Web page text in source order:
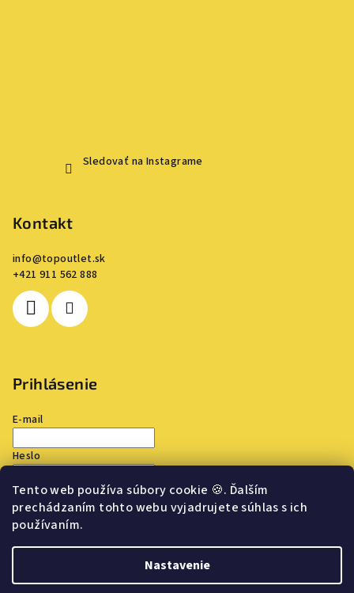
Tento web používa súbory cookie 🍪. Ďalším
prechádzaním tohto webu vyjadrujete súhlas s ich
používaním.
Nastavenie
Sledovať na Instagrame
Kontakt
info@topoutlet.sk
+421 911 562 888
Prihlásenie
E-mail
Heslo
Prihlásiť sa
Nová registrácia